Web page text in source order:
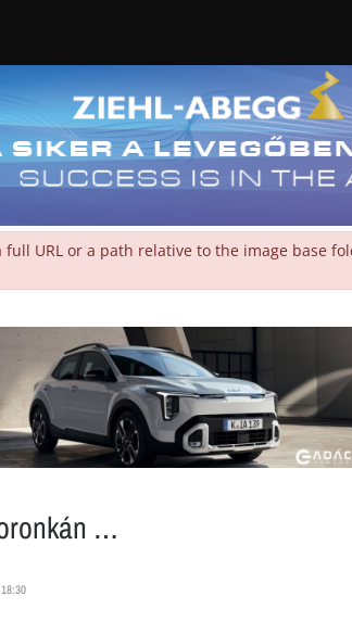
a full URL or a path relative to the image base
…